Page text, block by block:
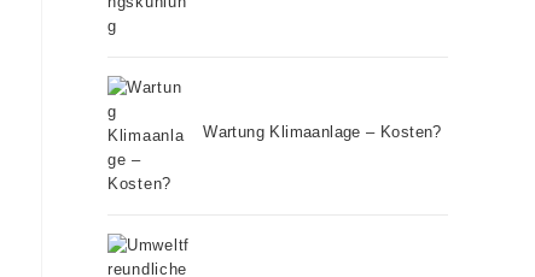
Wartung Klimaanlage – Kosten?